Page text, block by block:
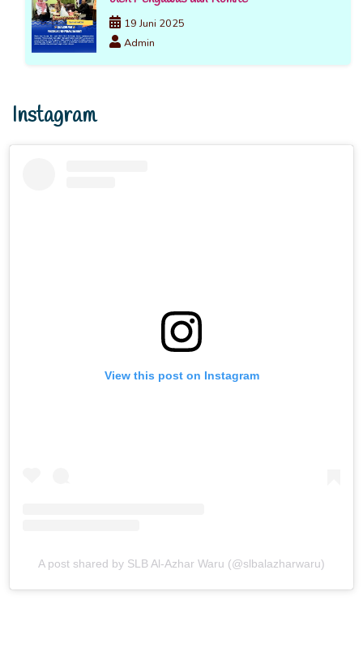
19 Juni 2025
Admin
Instagram
View this post on Instagram
A post shared by SLB Al-Azhar Waru (@slbalazharwaru)